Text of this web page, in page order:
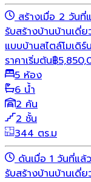
สร้างเมื่อ 2 วันที่
รับสร้างบ้านบ้านเดี่ย
แบบบ้านสไตล์โมเดิ
ราคาเริ่มต้น฿
5 ห้อง
6 น้ำ
2 คัน
2 ชั้น
344 ตร.ม
ดันเมื่อ 1 วันที่แล้ว
รับสร้างบ้านบ้านเดี่ย